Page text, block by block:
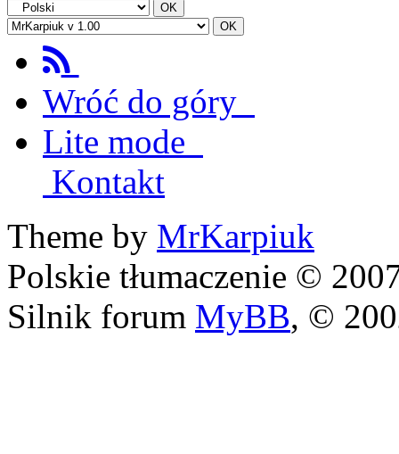
Wróć do góry
Lite mode
Kontakt
Theme by MrKarpiuk
Polskie tłumaczenie ©
Silnik forum MyBB, ©